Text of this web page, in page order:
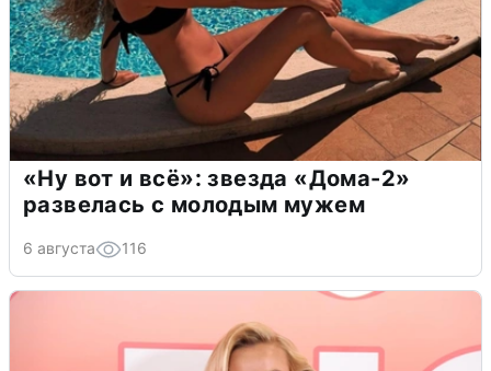
«Ну вот и всё»: звезда «Дома-2»
развелась с молодым мужем
6 августа 116